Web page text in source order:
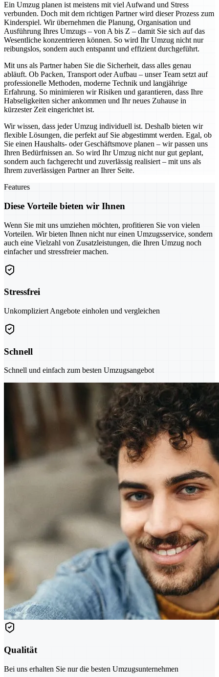
Ein Umzug planen ist meistens mit viel Aufwand und Stress
verbunden. Doch mit dem richtigen Partner wird dieser Prozess zum
Kinderspiel. Wir übernehmen die Planung, Organisation und
Ausführung Ihres Umzugs – von A bis Z – damit Sie sich auf das
Wesentliche konzentrieren können. So wird Ihr Umzug nicht nur
reibungslos, sondern auch entspannt und effizient durchgeführt.
Mit uns als Partner haben Sie die Sicherheit, dass alles genau
abläuft. Ob Packen, Transport oder Aufbau – unser Team setzt auf
professionelle Methoden, moderne Technik und langjährige
Erfahrung. So minimieren wir Risiken und garantieren, dass Ihre
Habseligkeiten sicher ankommen und Ihr neues Zuhause in
kürzester Zeit eingerichtet ist.
Wir wissen, dass jeder Umzug individuell ist. Deshalb bieten wir
flexible Lösungen, die perfekt auf Sie abgestimmt werden. Egal, ob
Sie einen Haushalts- oder Geschäftsmove planen – wir passen uns
Ihren Bedürfnissen an. So wird Ihr Umzug nicht nur gut geplant,
sondern auch fachgerecht und zuverlässig realisiert – mit uns als
Ihrem zuverlässigen Partner an Ihrer Seite.
Features
Diese Vorteile bieten wir Ihnen
Wenn Sie mit uns umziehen möchten, profitieren Sie von vielen
Vorteilen. Wir bieten Ihnen nicht nur einen Umzugsservice, sondern
auch eine Vielzahl von Zusatzleistungen, die Ihren Umzug noch
einfacher und stressfreier machen.
Stressfrei
Unkompliziert Angebote einholen und vergleichen
Schnell
Schnell und einfach zum besten Umzugsangebot
Qualität
Bei uns erhalten Sie nur die besten Umzugsunternehmen